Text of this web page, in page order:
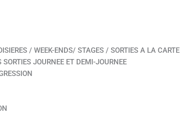
/ WEEK-ENDS/ STAGES / SORTIES A LA CARTE
SORTIES JOURNEE ET DEMI-JOURNEE